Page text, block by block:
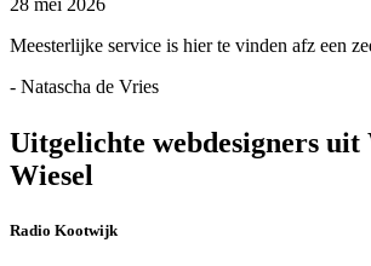
28 mei 2026
Meesterlijke service is hier te vinden afz een
- Natascha de Vries
Uitgelichte webdesigners uit
Wiesel
Radio Kootwijk